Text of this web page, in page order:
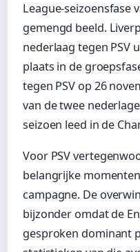
League-seizoensfase
gemengd beeld.
nederlaag tegen PSV
plaats in de
tegen PSV op 26
van de twee
seizoen leed in de
Voor PSV
belangrijke
campagne. De
bijzonder omdat de
gesproken dominant